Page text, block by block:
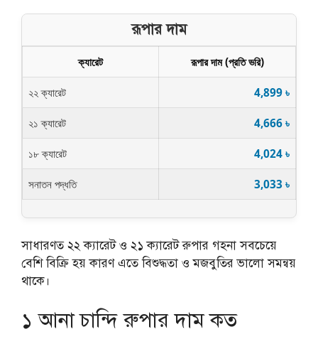
রূপার দাম
ক্যারেট রূপার দাম (প্রতি ভরি)
২২ ক্যারেট 4,899 ৳
২১ ক্যারেট 4,666 ৳
১৮ ক্যারেট 4,024 ৳
সনাতন পদ্ধতি 3,033 ৳
সাধারণত ২২ ক্যারেট ও ২১ ক্যারেট রুপার গহনা সবচেয়ে
বেশি বিক্রি হয় কারণ এতে বিশুদ্ধতা ও মজবুতির ভালো সমন্বয়
থাকে।
১ আনা চান্দি রুপার দাম কত